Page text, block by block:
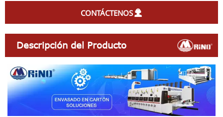
CONTÁCTENOS
Descripción del Producto